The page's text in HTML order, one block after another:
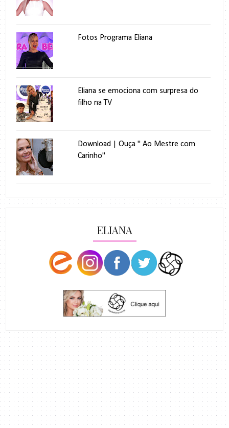
Fotos Programa Eliana
Eliana se emociona com surpresa do
filho na TV
Download | Ouça " Ao Mestre com
Carinho"
ELIANA